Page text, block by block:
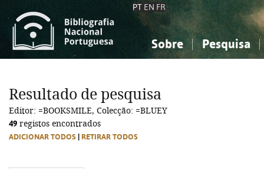
PT EN FR
Sobre Pesquisa
Ciências sociais...
Ciências sociais...
Resultado de pesquisa
Editor: =BOOKSMILE, Colecção: =BLUEY
49 registos encontrados
ADICIONAR TODOS RETIRAR TODOS